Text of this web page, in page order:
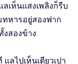
ลเห็นแสงเพลิงก็รีบ
ทหารอยู่สองฟาก
สองข้าง
ลไปเห็นเตียวเปา